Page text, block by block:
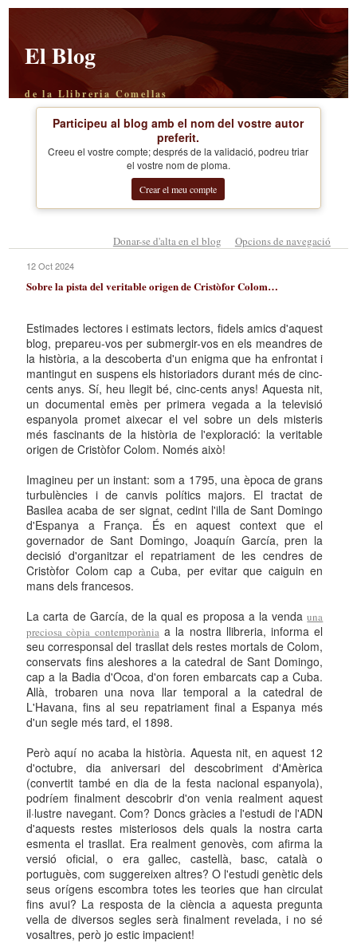
El Blog
de la Llibreria Comellas
Participeu al blog amb el nom del vostre autor
preferit.
Creeu el vostre compte; després de la validació, podreu triar
el vostre nom de ploma.
Crear el meu compte
Donar-se d'alta en el blog Opcions de navegació
12 Oct 2024
Sobre la pista del veritable origen de Cristòfor Colom…
Estimades lectores i estimats lectors, fidels amics d'aquest
blog, prepareu-vos per submergir-vos en els meandres de
la història, a la descoberta d'un enigma que ha enfrontat i
mantingut en suspens els historiadors durant més de cinc-
cents anys. Sí, heu llegit bé, cinc-cents anys! Aquesta nit,
un documental emès per primera vegada a la televisió
espanyola promet aixecar el vel sobre un dels misteris
més fascinants de la història de l'exploració: la veritable
origen de Cristòfor Colom. Només això!
Imagineu per un instant: som a 1795, una època de grans
turbulències i de canvis polítics majors. El tractat de
Basilea acaba de ser signat, cedint l'illa de Sant Domingo
d'Espanya a França. És en aquest context que el
governador de Sant Domingo, Joaquín García, pren la
decisió d'organitzar el repatriament de les cendres de
Cristòfor Colom cap a Cuba, per evitar que caiguin en
mans dels francesos.
La carta de García, de la qual es proposa a la vendauna
preciosa còpia contemporània a la nostra llibreria, informa el
seu corresponsal del trasllat dels restes mortals de Colom,
conservats fins aleshores a la catedral de Sant Domingo,
cap a la Badia d'Ocoa, d'on foren embarcats cap a Cuba.
Allà, trobaren una nova llar temporal a la catedral de
L'Havana, fins al seu repatriament final a Espanya més
d'un segle més tard, el 1898.
Però aquí no acaba la història. Aquesta nit, en aquest 12
d'octubre, dia aniversari del descobriment d'Amèrica
(convertit també en dia de la festa nacional espanyola),
podríem finalment descobrir d'on venia realment aquest
il·lustre navegant. Com? Doncs gràcies a l'estudi de l'ADN
d'aquests restes misteriosos dels quals la nostra carta
esmenta el trasllat. Era realment genovès, com afirma la
versió oficial, o era gallec, castellà, basc, català o
portuguès, com suggereixen altres? O l'estudi genètic dels
seus orígens escombra totes les teories que han circulat
fins avui? La resposta de la ciència a aquesta pregunta
vella de diversos segles serà finalment revelada, i no sé
vosaltres, però jo estic impacient!